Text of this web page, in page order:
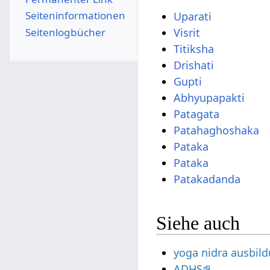
Uparati
Visrit
Titiksha
Drishati
Gupti
Abhyupapakti
Patagata
Patahaghoshaka
Pataka
Pataka
Patakadanda
Siehe auch
yoga nidra
Seiten­­informationen
Seitenlogbücher